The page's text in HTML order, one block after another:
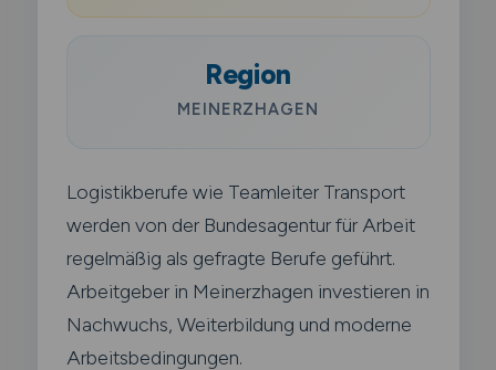
Region
MEINERZHAGEN
Logistikberufe wie Teamleiter Transport
werden von der Bundesagentur für Arbeit
regelmäßig als gefragte Berufe geführt.
Arbeitgeber in Meinerzhagen investieren in
Nachwuchs, Weiterbildung und moderne
Arbeitsbedingungen.